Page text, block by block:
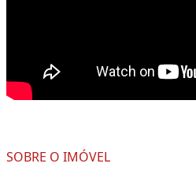
SOBRE O IMÓVEL